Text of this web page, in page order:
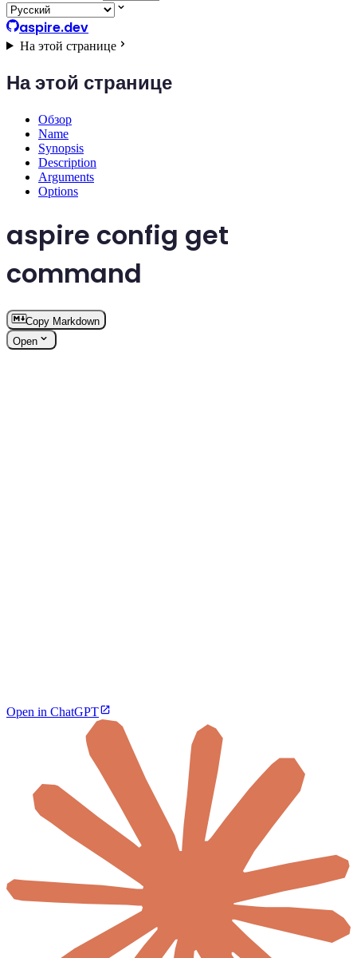
aspire.dev
На этой странице
На этой странице
Обзор
Name
Synopsis
Description
Arguments
Options
aspire config get
command
Copy Markdown
Open
Open in ChatGPT